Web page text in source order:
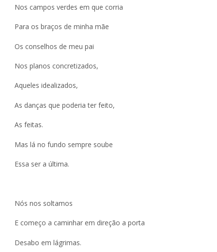
Nos campos verdes em que corria
Para os braços de minha mãe
Os conselhos de meu pai
Nos planos concretizados,
Aqueles idealizados,
As danças que poderia ter feito,
As feitas.
Mas lá no fundo sempre soube
Essa ser a última.
Nós nos soltamos
E começo a caminhar em direção a porta
Desabo em lágrimas.